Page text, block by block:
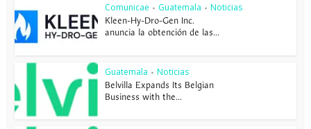
Comunicae • Guatemala • Noticias
Kleen-Hy-Dro-Gen Inc.
anuncia la obtención de las...
Guatemala • Noticias
Belvilla Expands Its Belgian
Business with the...